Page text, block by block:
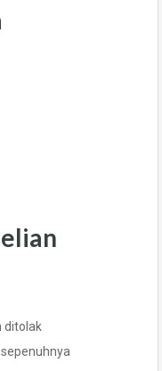
ditolak